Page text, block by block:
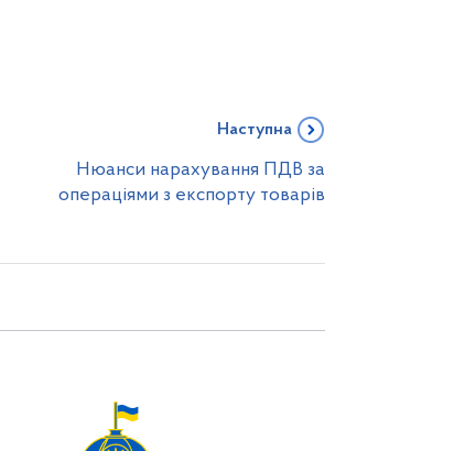
Наступна
Нюанси нарахування ПДВ за
операціями з експорту товарів